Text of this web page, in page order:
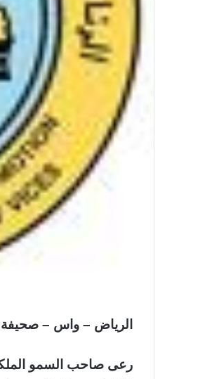
الرياض – واس – صحيفة
رعى صاحب السمو الملكي